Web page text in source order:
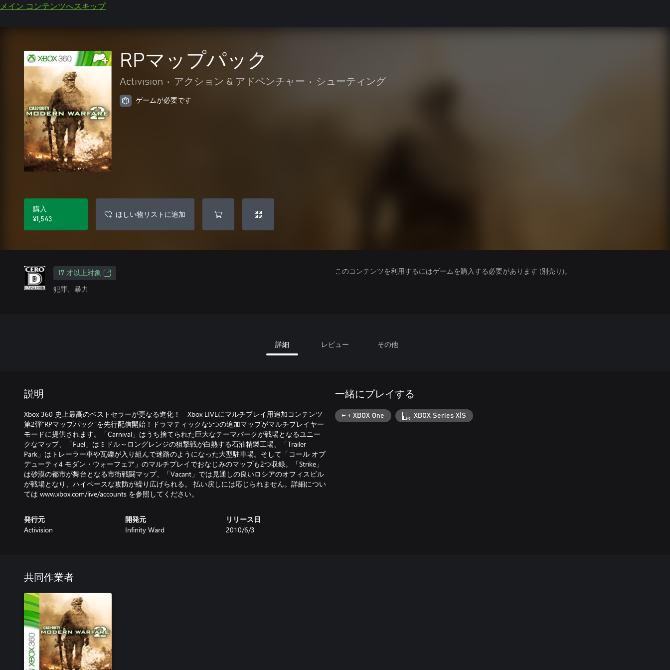
メイン コンテンツへスキップ
RPマップパック
Activision • アクション & アドベンチャー • シューティング
ゲームが必要です
購入
¥1,543
ほしい物リストに追加
17 才以上対象
犯罪、暴力
このコンテンツを利用するにはゲームを購入する必要があります (別売り)。
詳細 レビュー その他
説明
Xbox 360 史上最高のベストセラーが更なる進化！ Xbox LIVEにマルチプレイ用追加コンテンツ
第2弾“RPマップパック”を先行配信開始！ドラマティックな5つの追加マップがマルチプレイヤー
モードに提供されます。「Carnival」はうち捨てられた巨大なテーマパークが戦場となるユニー
クなマップ、「Fuel」はミドル～ロングレンジの狙撃戦が白熱する石油精製工場、「Trailer
Park」はトレーラー車や瓦礫が入り組んで迷路のようになった大型駐車場。そして「コール オブ
デューティ4 モダン・ウォーフェア」のマルチプレイでおなじみのマップも2つ収録。「Strike」
は砂漠の都市が舞台となる市街戦闘マップ、「Vacant」では見通しの良いロシアのオフィスビル
が戦場となり、ハイペースな攻防が繰り広げられる。 払い戻しには応じられません。詳細につい
ては www.xbox.com/live/accounts を参照してください。
発行元
Activision
開発元
Infinity Ward
リリース日
2010/6/3
一緒にプレイする
XBOX One XBOX Series X|S
共同作業者